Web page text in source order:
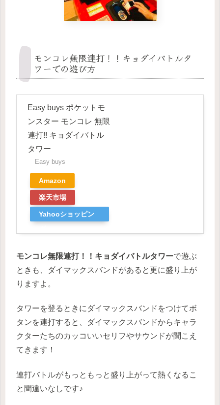
モンコレ無限連打！！キョダイバトルタ
ワーでの遊び方
Easy buys ポケットモ
ンスター モンコレ 無限
連打!! キョダイバトル
タワー
Easy buys
Amazon
楽天市場
Yahooショッピン
モンコレ無限連打！！キョダイバトルタワーで遊ぶ
ときも、ダイマックスバンドがあると更に盛り上が
りますよ。
タワーを登るときにダイマックスバンドをつけてボ
タンを連打すると、ダイマックスバンドからキャラ
クターたちのカッコいいセリフやサウンドが聞こえ
てきます！
連打バトルがもっともっと盛り上がって熱くなるこ
と間違いなしです♪